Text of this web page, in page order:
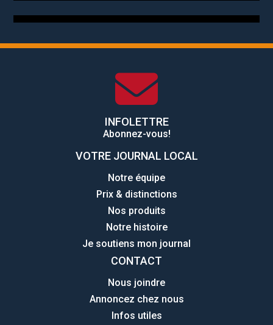
INFOLETTRE
Abonnez-vous!
VOTRE JOURNAL LOCAL
Notre équipe
Prix & distinctions
Nos produits
Notre histoire
Je soutiens mon journal
CONTACT
Nous joindre
Annoncez chez nous
Infos utiles